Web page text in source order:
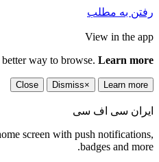
رفتن به مطلب
View in the app
way to browse. Learn more
Learn more
×
Dismiss
Close
ایران سی اف سی
screen with push notifications,
badges and more.